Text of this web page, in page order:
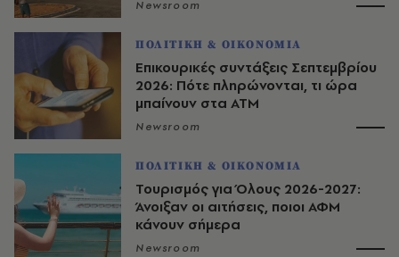
Newsroom
ΠΟΛΙΤΙΚΗ & ΟΙΚΟΝΟΜΙΑ
Επικουρικές συντάξεις Σεπτεμβρίου
2026: Πότε πληρώνονται, τι ώρα
μπαίνουν στα ΑΤΜ
Newsroom
ΠΟΛΙΤΙΚΗ & ΟΙΚΟΝΟΜΙΑ
Τουρισμός για Όλους 2026-2027:
Άνοιξαν οι αιτήσεις, ποιοι ΑΦΜ
κάνουν σήμερα
Newsroom